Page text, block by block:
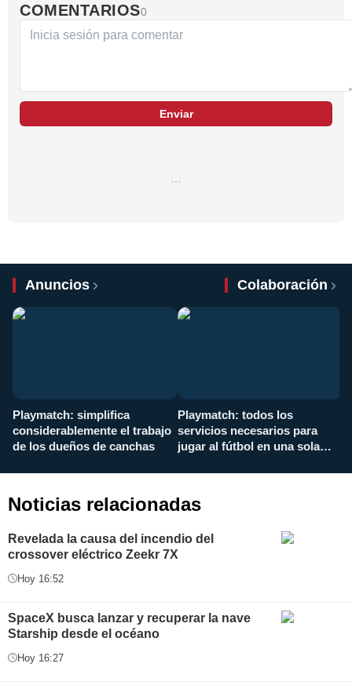
COMENTARIOS0
Enviar
Anuncios Colaboración
Playmatch: simplifica
considerablemente el trabajo
de los dueños de canchas
Playmatch: todos los
servicios necesarios para
jugar al fútbol en una sola
Noticias relacionadas
Revelada la causa del incendio del
crossover eléctrico Zeekr 7X
Hoy 16:52
SpaceX busca lanzar y recuperar la nave
Starship desde el océano
Hoy 16:27